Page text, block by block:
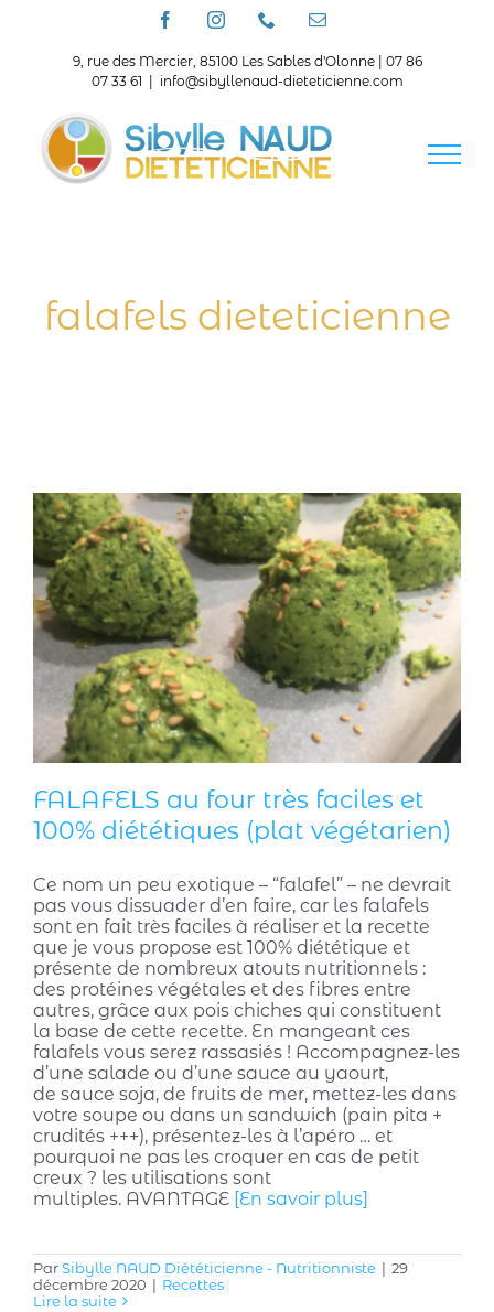
FacebookInstagramTéléphoneEmail
9, rue des Mercier, 85100 Les Sables d'Olonne | 07 86
07 33 61
info@sibyllenaud-dieteticienne.com
falafels dieteticienne
FALAFELS au four très faciles et
100% diététiques (plat végétarien)
Ce nom un peu exotique – “falafel” – ne devrait
pas vous dissuader d’en faire, car les falafels
sont en fait très faciles à réaliser et la recette
que je vous propose est 100% diététique et
présente de nombreux atouts nutritionnels :
des protéines végétales et des fibres entre
autres, grâce aux pois chiches qui constituent
la base de cette recette. En mangeant ces
falafels vous serez rassasiés ! Accompagnez-les
d’une salade ou d’une sauce au yaourt,
de sauce soja, de fruits de mer, mettez-les dans
votre soupe ou dans un sandwich (pain pita +
crudités +++), présentez-les à l’apéro … et
pourquoi ne pas les croquer en cas de petit
creux ? les utilisations sont
multiples. AVANTAGE [En savoir plus]
ParSibylle NAUD Diététicienne - Nutritionniste | 29
décembre 2020 | Recettes
Lire la suite